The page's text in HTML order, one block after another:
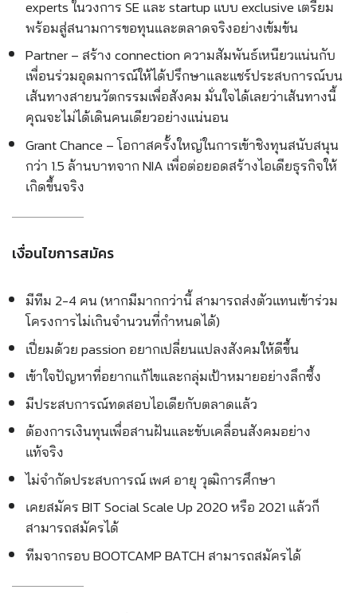
experts ในวงการ SE และ startup แบบ exclusive เตรียม
พร้อมสู่สนามการขอทุนและตลาดจริงอย่างเข้มข้น
Partner – สร้าง connection ความสัมพันธ์เหนียวแน่นกับ
เพื่อนร่วมอุดมการณ์ให้ได้ปรึกษาและแชร์ประสบการณ์บน
เส้นทางสายนวัตกรรมเพื่อสังคม มั่นใจได้เลยว่าเส้นทางนี้
คุณจะไม่ได้เดินคนเดียวอย่างแน่นอน
Grant Chance – โอกาสครั้งใหญ่ในการเข้าชิงทุนสนับสนุน
กว่า 1.5 ล้านบาทจาก NIA เพื่อต่อยอดสร้างไอเดียธุรกิจให้
เกิดขึ้นจริง
เงื่อนไขการสมัคร
มีทีม 2-4 คน (หากมีมากกว่านี้ สามารถส่งตัวแทนเข้าร่วม
โครงการไม่เกินจำนวนที่กำหนดได้)
เปี่ยมด้วย passion อยากเปลี่ยนแปลงสังคมให้ดีขึ้น
เข้าใจปัญหาที่อยากแก้ไขและกลุ่มเป้าหมายอย่างลึกซึ้ง
มีประสบการณ์ทดสอบไอเดียกับตลาดแล้ว
ต้องการเงินทุนเพื่อสานฝันและขับเคลื่อนสังคมอย่าง
แท้จริง
ไม่จำกัดประสบการณ์ เพศ อายุ วุฒิการศึกษา
เคยสมัคร BIT Social Scale Up 2020 หรือ 2021 แล้วก็
สามารถสมัครได้
ทีมจากรอบ BOOTCAMP BATCH สามารถสมัครได้